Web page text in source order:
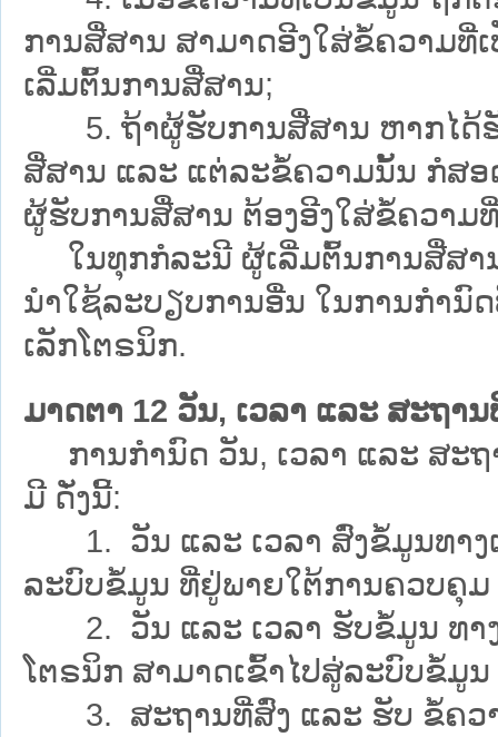
ການສື່ສານ ສາມາດອີງໃສ່ຂໍ້ຄວາມທີ່
ເລີ່ມຕົ້ນການສື່ສານ;
5. ຖ້າຜູ້ຮັບການສື່ສານ ຫາກໄດ້ຮັ
ສື່ສານ ແລະ ແຕ່ລະຂໍ້ຄວາມນັ້ນ ກໍສອ
ຜູ້ຮັບການສື່ສານ ຕ້ອງອີງໃສ່ຂໍ້ຄວາມ
ໃນທຸກກໍລະນີ ຜູ້ເລີ່ມຕົ້ນການສື່ສາ
ນຳໃຊ້ລະບຽບການອື່ນ ໃນການກຳນົ
ເລັກໂຕຣນິກ.
ມາດຕາ 12 ວັນ, ເວລາ ແລະ ສະຖາ
ການກຳນົດ ວັນ, ເວລາ ແລະ ສະຖ
ມີ ດັ່ງນີ້:
1. ວັນ ແລະ ເວລາ ສົ່ງຂໍ້ມູນທາງເ
ລະບົບຂໍ້ມູນ ທີ່ຢູ່ພາຍໃຕ້ການຄວບຄຸ
2. ວັນ ແລະ ເວລາ ຮັບຂໍ້ມູນ ທາງ
ໂຕຣນິກ ສາມາດເຂົ້າໄປສູ່ລະບົບຂໍ້ມູ
3. ສະຖານທີ່ສົ່ງ ແລະ ຮັບ ຂໍ້ຄວາ